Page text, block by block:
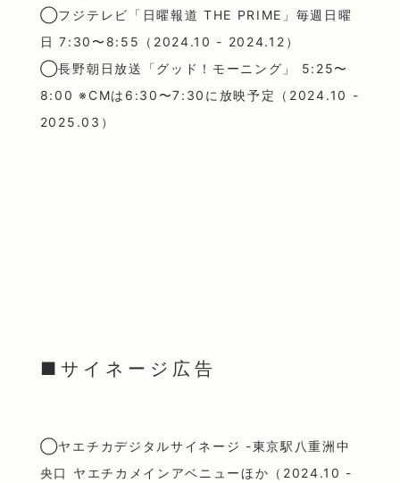
◯フジテレビ「日曜報道 THE PRIME」毎週日曜
日 7:30〜8:55（2024.10 - 2024.12）
◯長野朝日放送「グッド！モーニング」 5:25〜
8:00 ※CMは6:30〜7:30に放映予定（2024.10 -
2025.03）
■サイネージ広告
◯ヤエチカデジタルサイネージ -東京駅八重洲中
央口 ヤエチカメインアベニューほか（2024.10 -